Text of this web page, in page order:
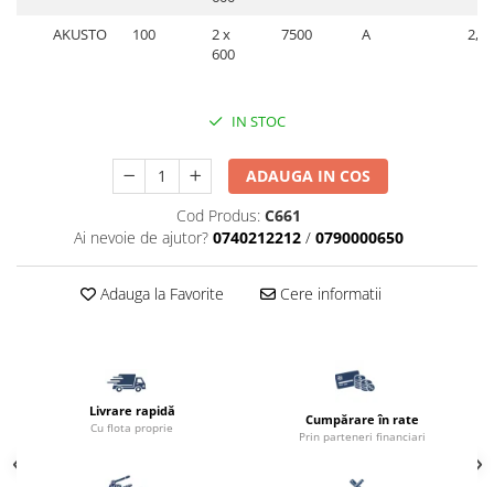
AKUSTO 100
2 x
600
7500 A
IN STOC
ADAUGA IN COS
Cod Produs: C661
Ai nevoie de ajutor? 0740212212 / 0790000650
Adauga la Favorite Cere informatii
Livrare rapidă
Cu flota proprie Cumpărare în rate
Prin parteneri financiari